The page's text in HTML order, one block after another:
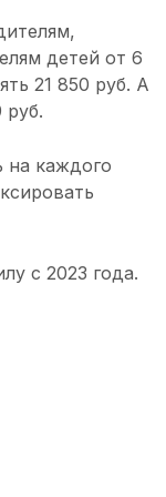
детей от 6
21 850 руб. А
руб.
на каждого
с 2023 года.